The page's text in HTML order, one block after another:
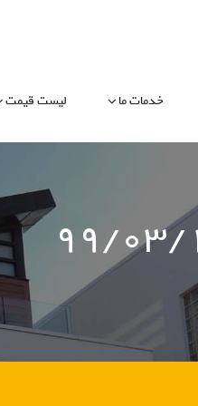
خدمات ما لیست قیمت